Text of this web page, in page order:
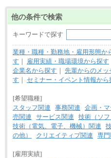
他の条件で検索
キーワードで探す
業種・職種・勤務地・雇用形態か
す ｜
雇用実績・職場環境から探す
企業名から探す ｜ 先輩からのメッ
す ｜ セミナー・イベント情報から
[希望職種]
スタッフ関連
事務関連 企画・
売関連
サービス関連
技術（ソ
技術（電気、電子、機械）関連
の他）
クリエイティブ関連 専
[雇用実績]